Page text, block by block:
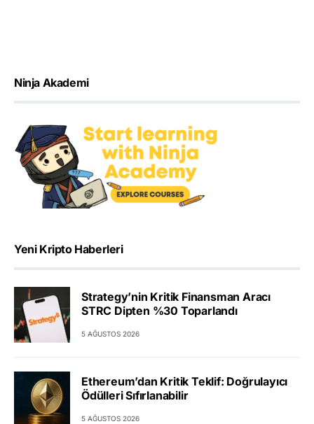
Ninja Akademi
Yeni Kripto Haberleri
Strategy’nin Kritik Finansman Aracı
STRC Dipten %30 Toparlandı
5 AĞUSTOS 2026
Ethereum’dan Kritik Teklif: Doğrulayıcı
Ödülleri Sıfırlanabilir
5 AĞUSTOS 2026